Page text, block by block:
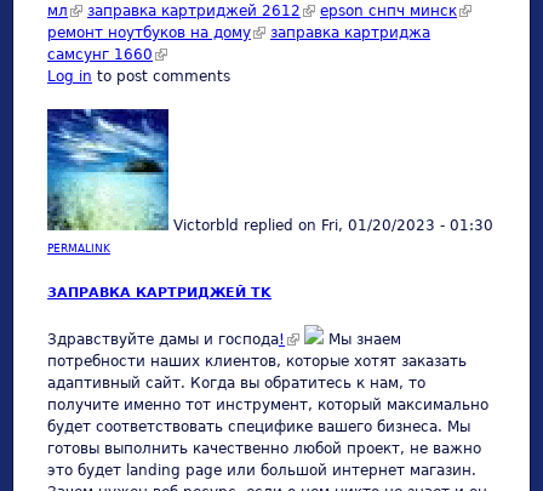
мл (link is external)
заправка картриджей 2612 (link is external)
epson снпч минск(link is
ремонт ноутбуков на дому(link is external)
заправка картриджа
самсунг 1660 (link is external)
Log in to post comments
Victorbld replied on Fri, 01/20/2023 - 01:30
PERMALINK
ЗАПРАВКА КАРТРИДЖЕЙ TK
Здравствуйте дамы и господа! (link is external)
Мы знаем
потребности наших клиентов, которые хотят заказать
адаптивный сайт. Когда вы обратитесь к нам, то
получите именно тот инструмент, который максимально
будет соответствовать специфике вашего бизнеса. Мы
готовы выполнить качественно любой проект, не важно
это будет landing page или большой интернет магазин.